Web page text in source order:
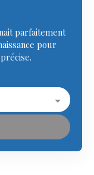
parfaitement
pour